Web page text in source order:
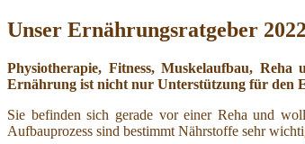
Unser Ernährungsratgeber
Physiotherapie, Fitness, Muskelaufbau,
Ernährung ist nicht nur Unterstützung für den
Sie befinden sich gerade vor einer Reha und
Aufbauprozess sind bestimmt Nährstoffe sehr